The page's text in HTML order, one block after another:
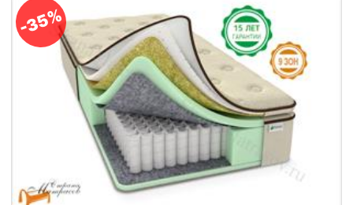
-35%